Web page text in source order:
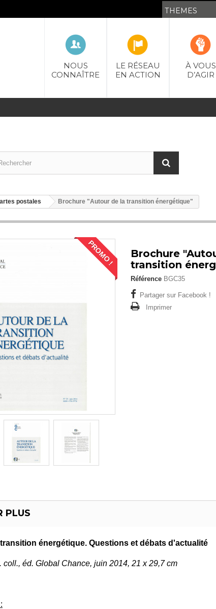
NOUS
CONNAÎTRE
LE RÉSEAU
EN ACTION
À VOUS
D’AGIR
postales Brochure "Autour de la transition énergétique"
PROMO !
Brochure
transition
Référence BGC35
Partager sur Facebook !
Imprimer
PLUS
énergétique. Questions et débats d'actualité
coll., éd. Global Chance, juin 2014, 21 x 29,7 cm